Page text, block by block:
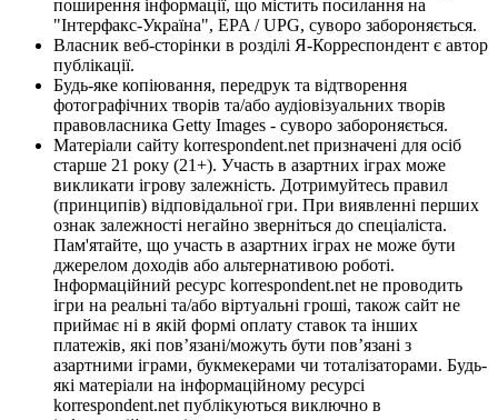
поширення інформації, що містить посилання на
"Інтерфакс-Україна", EPA / UPG, суворо забороняється.
Власник веб-сторінки в розділі Я-Корреспондент є автор
публікації.
Будь-яке копіювання, передрук та відтворення
фотографічних творів та/або аудіовізуальних творів
правовласника Getty Images - суворо забороняється.
Матеріали сайту korrespondent.net призначені для осіб
старше 21 року (21+). Участь в азартних іграх може
викликати ігрову залежність. Дотримуйтесь правил
(принципів) відповідальної гри. При виявленні перших
ознак залежності негайно зверніться до спеціаліста.
Пам'ятайте, що участь в азартних іграх не може бути
джерелом доходів або альтернативою роботі.
Інформаційний ресурс korrespondent.net не проводить
ігри на реальні та/або віртуальні гроші, також сайт не
приймає ні в якій формі оплату ставок та інших
платежів, які пов’язані/можуть бути пов’язані з
азартними іграми, букмекерами чи тоталізаторами. Будь-
які матеріали на інформаційному ресурсі
korrespondent.net публікуються виключно в